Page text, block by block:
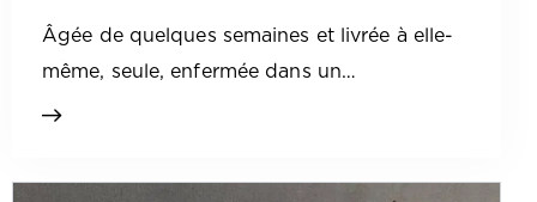
Âgée de quelques semaines et livrée à elle-
même, seule, enfermée dans un…